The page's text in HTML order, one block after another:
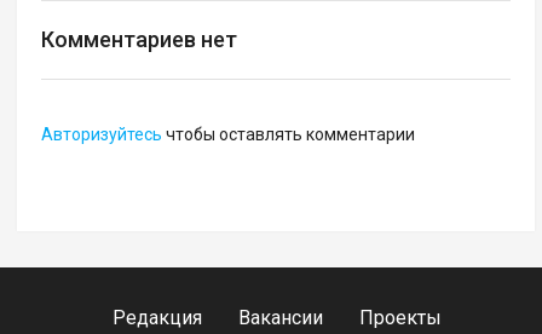
Комментариев нет
Авторизуйтесь чтобы оставлять комментарии
Редакция Вакансии
Проекты